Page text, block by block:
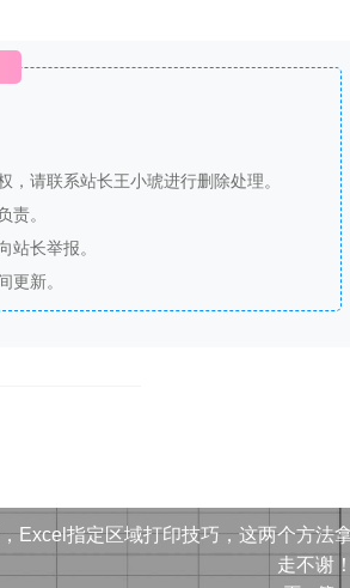
请联系站长王小琥进行删除处理。
责。
站长举报。
更新。
Excel指定区域打印技巧，这两个方法
走不谢